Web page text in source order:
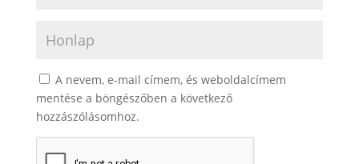
A nevem, e-mail címem, és weboldalcímem
mentése a böngészőben a következő
hozzászólásomhoz.